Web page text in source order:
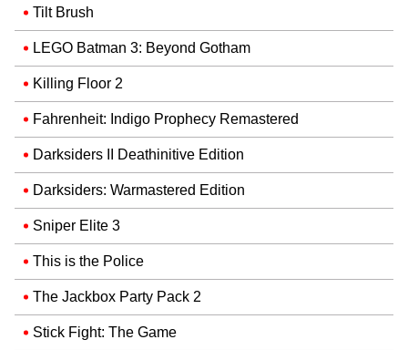
Tilt Brush
LEGO Batman 3: Beyond Gotham
Killing Floor 2
Fahrenheit: Indigo Prophecy Remastered
Darksiders II Deathinitive Edition
Darksiders: Warmastered Edition
Sniper Elite 3
This is the Police
The Jackbox Party Pack 2
Stick Fight: The Game